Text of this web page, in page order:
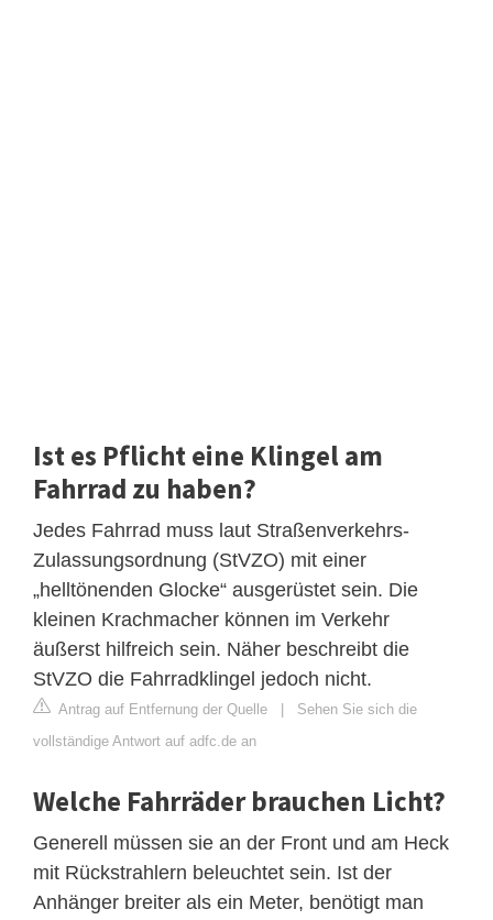
Ist es Pflicht eine Klingel am
Fahrrad zu haben?
Jedes Fahrrad muss laut Straßenverkehrs-
Zulassungsordnung (StVZO) mit einer
„helltönenden Glocke“ ausgerüstet sein. Die
kleinen Krachmacher können im Verkehr
äußerst hilfreich sein. Näher beschreibt die
StVZO die Fahrradklingel jedoch nicht.
Antrag auf Entfernung der Quelle | Sehen Sie sich die
vollständige Antwort auf adfc.de an
Welche Fahrräder brauchen Licht?
Generell müssen sie an der Front und am Heck
mit Rückstrahlern beleuchtet sein. Ist der
Anhänger breiter als ein Meter, benötigt man